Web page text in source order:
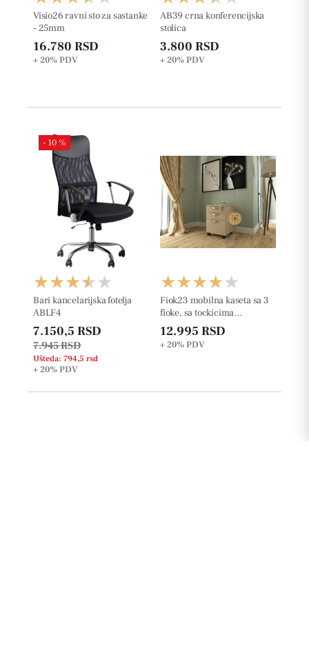
Visio26 ravni sto za sastanke
- 25mm
16.780 RSD
+ 20%PDV
AB39 crna konferencijska
stolica
3.800 RSD
+ 20%PDV
Bari kancelarijska fotelja
ABLF4
- 10 %
7.150,5 RSD
7.945 RSD
Ušteda: 794,5 rsd
+ 20%PDV
Fiok23 mobilna kaseta sa 3
fioke, sa tockicima
š42xd50xv63cm
12.995 RSD
+ 20%PDV